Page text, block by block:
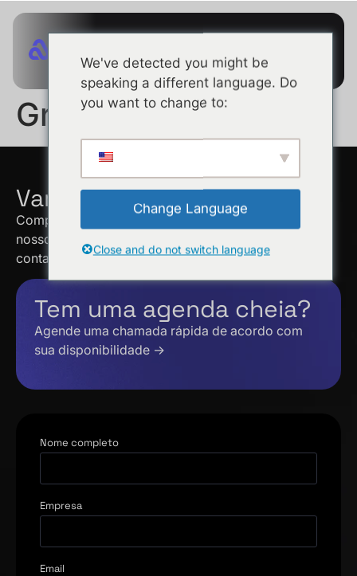
Grafana Labs
Vamos conversar!
Complete o formulário abaixo para falar com um dos
nossos especialistas em vendas. Entraremos em
contacto consigo dentro de 48 horas.
Tem uma agenda cheia?
Agende uma chamada rápida de acordo com
sua disponibilidade →
Nome completo
Empresa
Email
We've detected you might be
speaking a different language. Do
you want to change to:
Change Language
Close and do not switch language